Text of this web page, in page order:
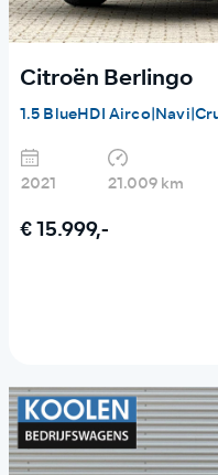
Citroën Berlingo
1.5 BlueHDI
2021 21.009 km
€ 15.999,-